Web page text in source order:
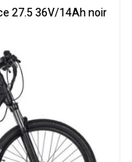
27.5 36V/14Ah noir